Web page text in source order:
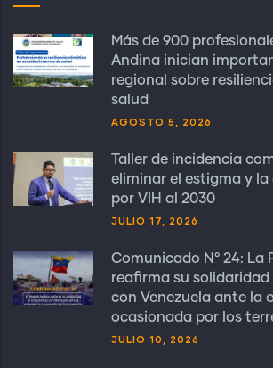
Más de 900
Andina inician
regional sobre
salud
AGOSTO 5, 2026
Taller de incidencia
eliminar el estigma y
por VIH al 2030
JULIO 17, 2026
Comunicado N° 24: La
reafirma su
con Venezuela ante la
ocasionada por los
JULIO 10, 2026